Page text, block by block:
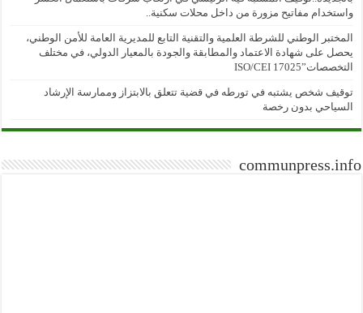
واستخدام مفاتيح مزورة من داخل محلات سكنية..
المختبر الوطني للشرطة العلمية والتقنية التابع للمديرية العامة للأمن الوطني،
يحصل على شهادة الاعتماد والمطابقة والجودة بالمعيار الدولي، في مختلف
التخصصات”ISO/CEI 17025
توقيف شخص يشتبه في تورطه في قضية تتعلق بالابتزاز وممارسة الإرشاد
السياحي بدون رخصة
communpress.info